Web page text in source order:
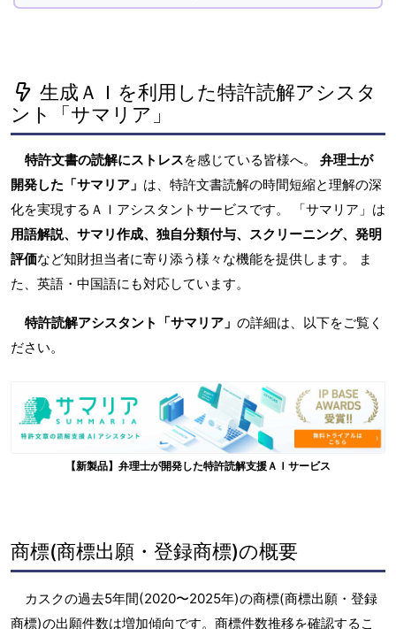
生成ＡＩを利用した特許読解アシスタ
ント「サマリア」
特許文書の読解にストレスを感じている皆様へ。 弁理士が
開発した「サマリア」 は、特許文書読解の時間短縮と理解の深
化を実現するＡＩアシスタントサービスです。 「サマリア」は
用語解説、サマリ作成、独自分類付与、スクリーニング、発明
評価など知財担当者に寄り添う様々な機能を提供します。 ま
た、英語・中国語にも対応しています。
特許読解アシスタント「サマリア」 の詳細は、以下をご覧く
ださい。
【新製品】弁理士が開発した特許読解支援ＡＩサービス
商標(商標出願・登録商標)の概要
カスクの過去5年間(2020〜2025年)の商標(商標出願・登録
商標)の出願件数は増加傾向です。商標件数推移を確認するこ